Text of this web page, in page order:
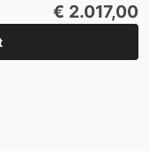
€ 2.017,00